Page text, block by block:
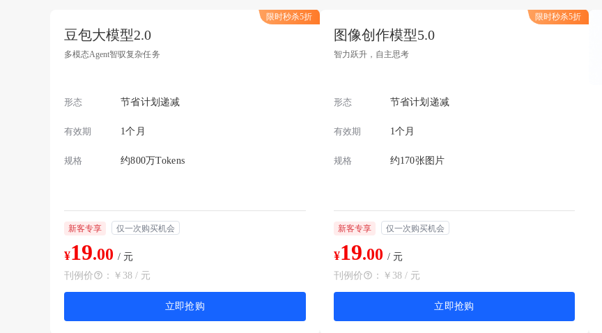
限时秒杀5折
豆包大模型2.0
多模态Agent智驭复杂任务
形态 节省计划递减
有效期 1个月
规格 约800万Tokens
新客专享 仅一次购买机会
¥19.00 / 元
刊例价
： ￥38 / 元
立即抢购
限时秒杀5折
图像创作模型5.0
智力跃升，自主思考
形态 节省计划递减
有效期 1个月
规格 约170张图片
新客专享 仅一次购买机会
¥19.00 / 元
刊例价
： ￥38 / 元
立即抢购